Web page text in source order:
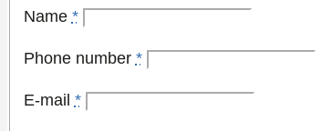
Name *
Phone number *
E-mail *